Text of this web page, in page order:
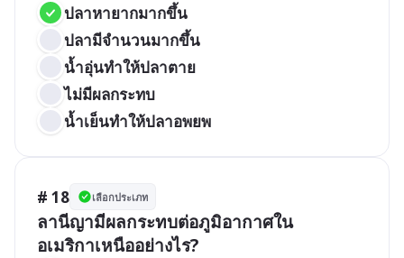
ปลาหายากมากขึ้น
ปลามีจำนวนมากขึ้น
น้ำอุ่นทำให้ปลาตาย
ไม่มีผลกระทบ
น้ำเย็นทำให้ปลาอพยพ
# 18 เลือกประเภท
ลานีญามีผลกระทบต่อภูมิอากาศใน
อเมริกาเหนืออย่างไร?